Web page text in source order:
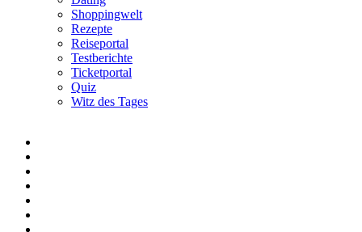
Shoppingwelt
Rezepte
Reiseportal
Testberichte
Ticketportal
Quiz
Witz des Tages